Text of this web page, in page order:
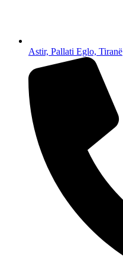
Astir, Pallati Eglo, Tiranë